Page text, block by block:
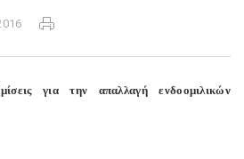
για την απαλλαγή ενδοομιλικών